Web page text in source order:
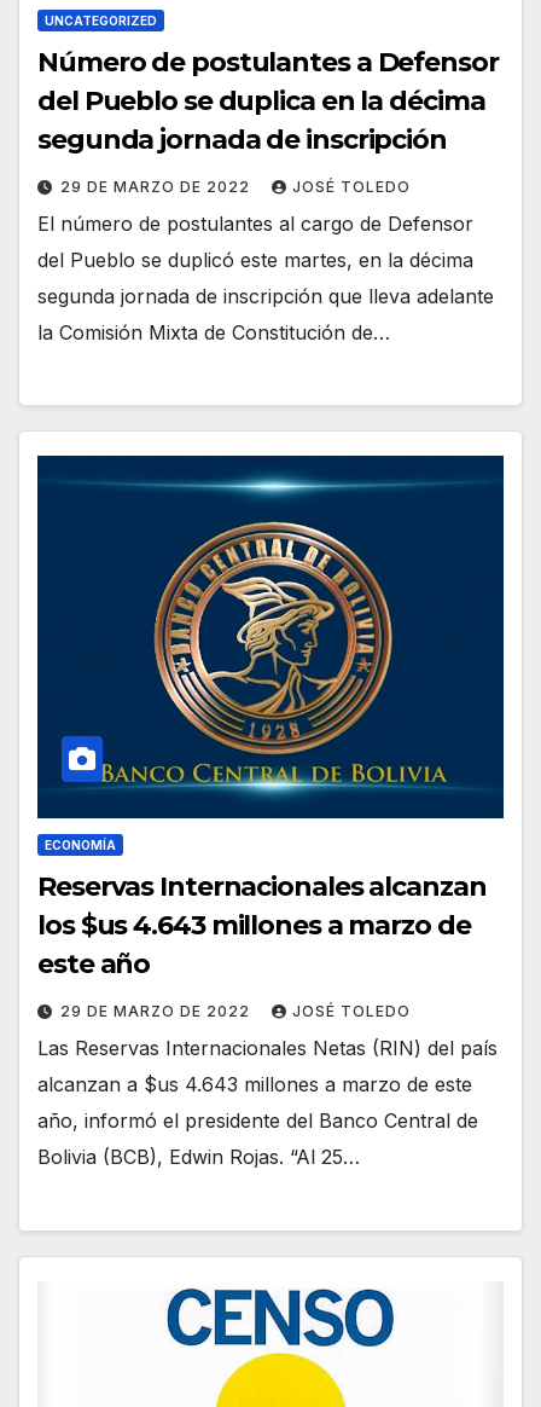
UNCATEGORIZED
Número de postulantes a Defensor
del Pueblo se duplica en la décima
segunda jornada de inscripción
29 DE MARZO DE 2022 JOSÉ TOLEDO
El número de postulantes al cargo de Defensor
del Pueblo se duplicó este martes, en la décima
segunda jornada de inscripción que lleva adelante
la Comisión Mixta de Constitución de…
ECONOMÍA
Reservas Internacionales alcanzan
los $us 4.643 millones a marzo de
este año
29 DE MARZO DE 2022 JOSÉ TOLEDO
Las Reservas Internacionales Netas (RIN) del país
alcanzan a $us 4.643 millones a marzo de este
año, informó el presidente del Banco Central de
Bolivia (BCB), Edwin Rojas. “Al 25…